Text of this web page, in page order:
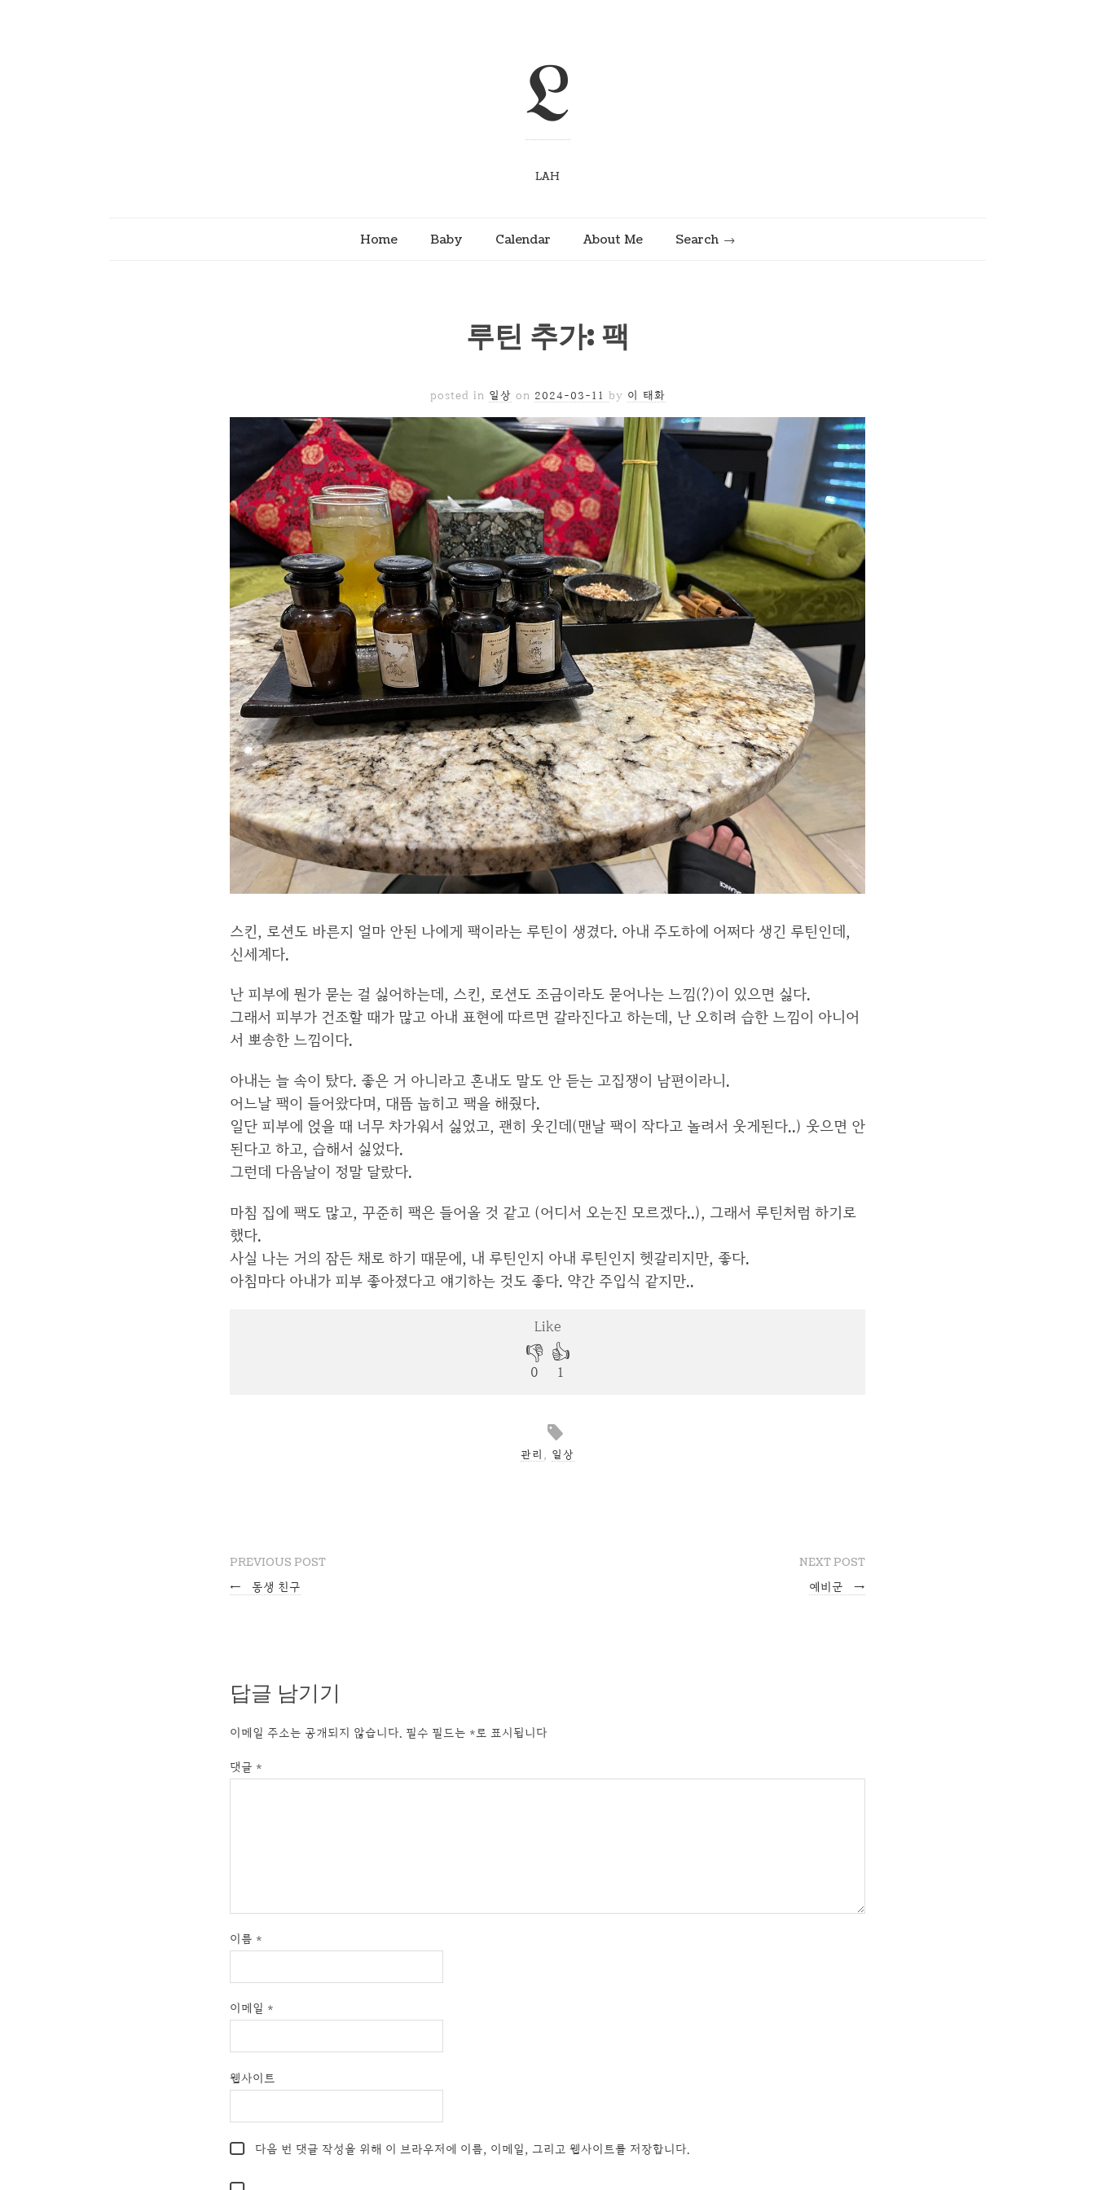
L
LAH
Home Baby Calendar About Me Search
루틴 추가: 팩
posted in 일상 on 2024-03-11 by 이 태화
스킨, 로션도 바른지 얼마 안된 나에게 팩이라는 루틴이 생겼다. 아내 주도하에 어쩌다 생긴 루틴인데,
신세계다.
난 피부에 뭔가 묻는 걸 싫어하는데, 스킨, 로션도 조금이라도 묻어나는 느낌(?)이 있으면 싫다.
그래서 피부가 건조할 때가 많고 아내 표현에 따르면 갈라진다고 하는데, 난 오히려 습한 느낌이 아니어
서 뽀송한 느낌이다.
아내는 늘 속이 탔다. 좋은 거 아니라고 혼내도 말도 안 듣는 고집쟁이 남편이라니.
어느날 팩이 들어왔다며, 대뜸 눕히고 팩을 해줬다.
일단 피부에 얹을 때 너무 차가워서 싫었고, 괜히 웃긴데(맨날 팩이 작다고 놀려서 웃게된다..) 웃으면 안
된다고 하고, 습해서 싫었다.
그런데 다음날이 정말 달랐다.
마침 집에 팩도 많고, 꾸준히 팩은 들어올 것 같고 (어디서 오는진 모르겠다..), 그래서 루틴처럼 하기로
했다.
사실 나는 거의 잠든 채로 하기 때문에, 내 루틴인지 아내 루틴인지 헷갈리지만, 좋다.
아침마다 아내가 피부 좋아졌다고 얘기하는 것도 좋다. 약간 주입식 같지만..
관리 , 일상
PREVIOUS POST
← 동생 친구
NEXT POST
예비군 →
답글 남기기
이메일 주소는 공개되지 않습니다. 필수 필드는 *로 표시됩니다
댓글 *
이름 *
이메일 *
웹사이트
다음 번 댓글 작성을 위해 이 브라우저에 이름, 이메일, 그리고 웹사이트를 저장합니다.